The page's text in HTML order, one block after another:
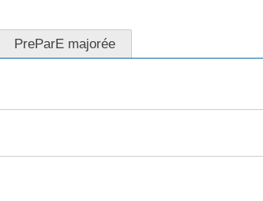
PreParE majorée